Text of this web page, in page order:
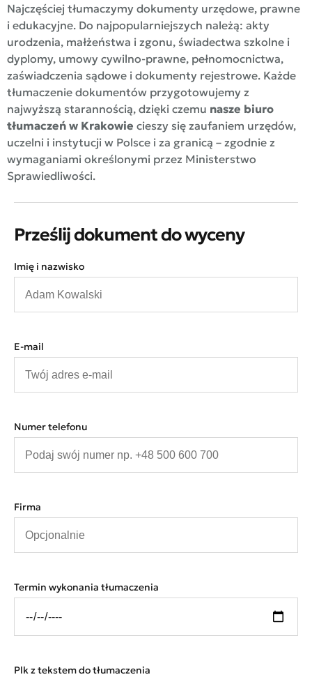
Najczęściej tłumaczymy dokumenty urzędowe, prawne
i edukacyjne. Do najpopularniejszych należą: akty
urodzenia, małżeństwa i zgonu, świadectwa szkolne i
dyplomy, umowy cywilno-prawne, pełnomocnictwa,
zaświadczenia sądowe i dokumenty rejestrowe. Każde
tłumaczenie dokumentów przygotowujemy z
najwyższą starannością, dzięki czemu nasze biuro
tłumaczeń w Krakowie cieszy się zaufaniem urzędów,
uczelni i instytucji w Polsce i za granicą – zgodnie z
wymaganiami określonymi przez Ministerstwo
Sprawiedliwości.
Prześlij dokument do wyceny
Imię i nazwisko
E-mail
Numer telefonu
Firma
Termin wykonania tłumaczenia
Plk z tekstem do tłumaczenia